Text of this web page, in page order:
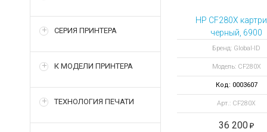
СЕРИЯ ПРИНТЕРА
К МОДЕЛИ ПРИНТЕРА
ТЕХНОЛОГИЯ ПЕЧАТИ
HP CF280X
черный, 6900
отпечатков
Бренд: Global-ID
Модель: CF280X
Код: 0003607
Арт.: CF280X
36 200